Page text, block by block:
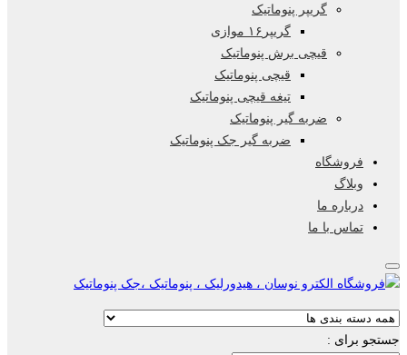
گریپر پنوماتیک
گریپر۱۶ موازی
قیچی برش پنوماتیک
قیچی پنوماتیک
تیغه قیچی پنوماتیک
ضربه گیر پنوماتیک
ضربه گیر جک پنوماتیک
فروشگاه
وبلاگ
درباره ما
تماس با ما
جستجو برای :